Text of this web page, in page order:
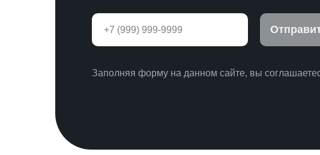
Заполняя форму на данном сайте, вы